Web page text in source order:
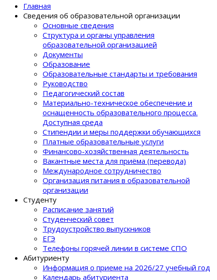
Главная
Сведения об образовательной организации
Основные сведения
Структура и органы управления
образовательной организацией
Документы
Образование
Образовательные стандарты и требования
Руководство
Педагогический состав
Материально-техническое обеспечение и
оснащенность образовательного процеcса.
Доступная среда
Стипендии и меры поддержки обучающихся
Платные образовательные услуги
Финансово-хозяйственная деятельность
Вакантные места для приёма (перевода)
Международное сотрудничество
Организация питания в образовательной
организации
Студенту
Расписание занятий
Студенческий совет
Трудоустройство выпускников
ЕГЭ
Телефоны горячей линии в системе СПО
Абитуриенту
Информация о приеме на 2026/27 учебный год
Календарь абитуриента